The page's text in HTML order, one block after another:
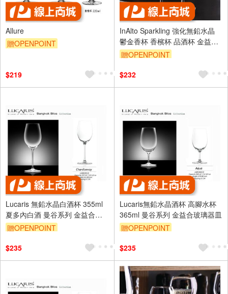
Allure
贈OPENPOINT
$219
InAlto Sparkling 強化無鉛水晶
鬱金香杯 香檳杯 品酒杯 金益合
玻璃器皿
贈OPENPOINT
$232
Lucaris 無鉛水晶白酒杯 355ml
夏多內白酒 曼谷系列 金益合玻
璃器皿
贈OPENPOINT
$235
Lucaris無鉛水晶酒杯 高腳水杯
365ml 曼谷系列 金益合玻璃器皿
贈OPENPOINT
$235